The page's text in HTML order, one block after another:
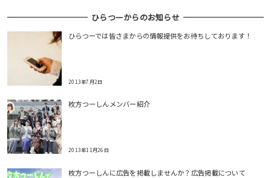
ひらつーからのお知らせ
ひらつーでは皆さまからの情報提供をお待ちしております！
2013年7月2日
枚方つーしんメンバー紹介
2013年11月26日
枚方つーしんに広告を掲載しませんか？広告掲載について